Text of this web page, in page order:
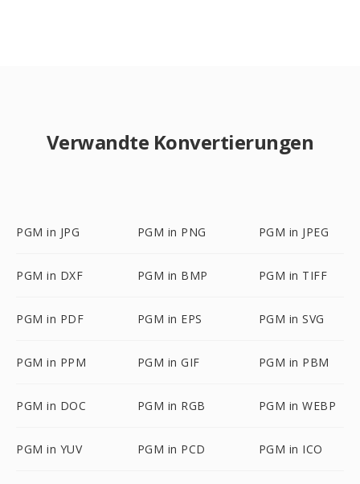
Verwandte Konvertierungen
PGM in JPG PGM in PNG PGM in JPEG
PGM in DXF PGM in BMP PGM in TIFF
PGM in PDF PGM in EPS PGM in SVG
PGM in PPM PGM in GIF PGM in PBM
PGM in DOC PGM in RGB PGM in WEBP
PGM in YUV PGM in PCD PGM in ICO